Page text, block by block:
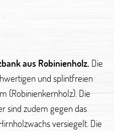
aus Robinienholz. Die
und splintfreien
(Robinienkernholz). Die
sind zudem gegen das
versiegelt. Die